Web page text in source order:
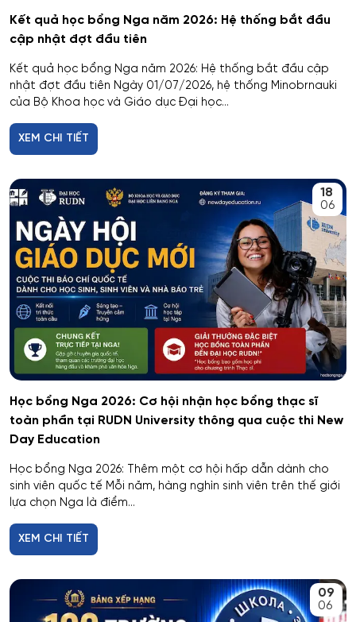
Kết quả học bổng Nga năm 2026: Hệ thống bắt đầu
cập nhật đợt đầu tiên
Kết quả học bổng Nga năm 2026: Hệ thống bắt đầu cập
nhật đợt đầu tiên Ngày 01/07/2026, hệ thống Minobrnauki
của Bộ Khoa học và Giáo dục Đại học...
XEM CHI TIẾT
18
06
Học bổng Nga 2026: Cơ hội nhận học bổng thạc sĩ
toàn phần tại RUDN University thông qua cuộc thi New
Day Education
Học bổng Nga 2026: Thêm một cơ hội hấp dẫn dành cho
sinh viên quốc tế Mỗi năm, hàng nghìn sinh viên trên thế giới
lựa chọn Nga là điểm...
XEM CHI TIẾT
09
06